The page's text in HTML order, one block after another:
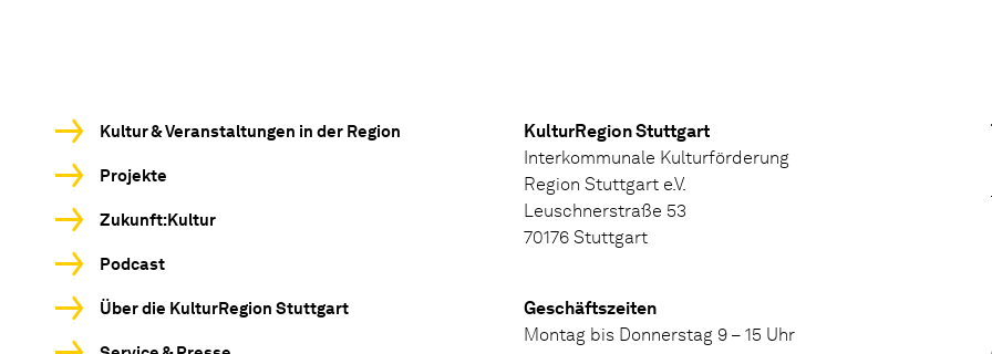
Kultur & Veranstaltungen in der Region
Projekte
Zukunft:Kultur
Podcast
Über die KulturRegion Stuttgart
KulturRegion Stuttgart
Interkommunale Kulturförderung
Region Stuttgart e.V.
Leuschnerstraße 53
70176 Stuttgart
Geschäftszeiten
Montag bis Donnerstag 9 – 15 Uhr